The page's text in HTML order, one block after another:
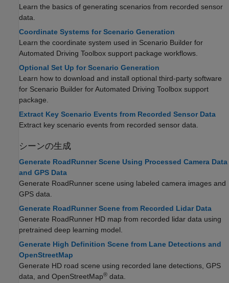
Learn the basics of generating scenarios from recorded sensor
data.
Coordinate Systems for Scenario Generation
Learn the coordinate system used in Scenario Builder for
Automated Driving Toolbox support package workflows.
Optional Set Up for Scenario Generation
Learn how to download and install optional third-party software
for Scenario Builder for Automated Driving Toolbox support
package.
Extract Key Scenario Events from Recorded Sensor Data
Extract key scenario events from recorded sensor data.
シーンの生成
Generate RoadRunner Scene Using Processed Camera Data
and GPS Data
Generate RoadRunner scene using labeled camera images and
GPS data.
Generate RoadRunner Scene from Recorded Lidar Data
Generate RoadRunner HD map from recorded lidar data using
pretrained deep learning model.
Generate High Definition Scene from Lane Detections and
OpenStreetMap
Generate HD road scene using recorded lane detections, GPS
data, and OpenStreetMap® data.